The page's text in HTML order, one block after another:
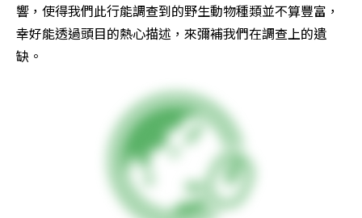
響，使得我們此行能調查到的野生動物種類並不算豐富，
幸好能透過頭目的熱心描述，來彌補我們在調查上的遺
缺。